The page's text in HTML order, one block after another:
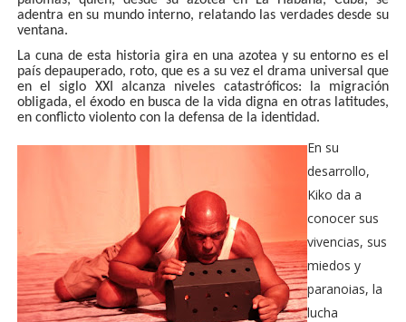
adentra en su mundo interno, relatando las verdades desde su
ventana.
La cuna de esta historia gira en una azotea y su entorno es el
país depauperado, roto, que es a su vez el drama universal que
en el siglo XXI alcanza niveles catastróficos: la migración
obligada, el éxodo en busca de la vida digna en otras latitudes,
en conflicto violento con la defensa de la identidad.
En su
desarrollo,
Kiko da a
conocer sus
vivencias, sus
miedos y
paranoias, la
lucha